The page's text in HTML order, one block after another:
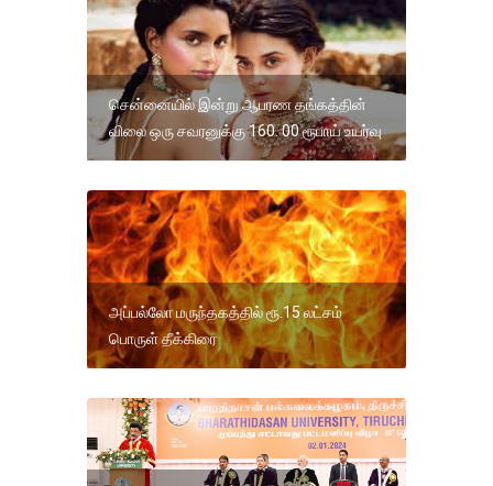
சென்னையில் இன்று ஆபரண தங்கத்தின்
விலை ஒரு சவரனுக்கு 160. 00 ரூபாய் உயர்வு
அப்பல்லோ மருந்தகத்தில் ரூ.15 லட்சம்
பொருள் தீக்கிரை